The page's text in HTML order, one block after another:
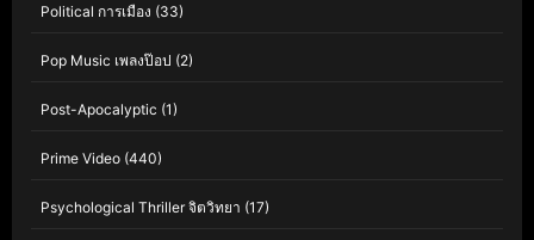
Political การเมือง (33)
Pop Music เพลงป๊อป (2)
Post-Apocalyptic (1)
Prime Video (440)
Psychological Thriller จิตวิทยา (17)